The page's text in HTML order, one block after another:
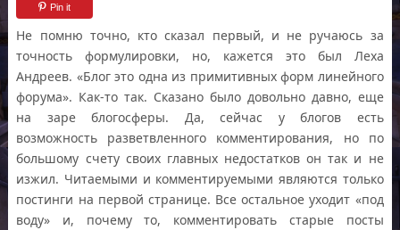
Pin it
Не помню точно, кто сказал первый, и не ручаюсь за
точность формулировки, но, кажется это был Леха
Андреев. «Блог это одна из примитивных форм линейного
форума». Как-то так. Сказано было довольно давно, еще
на заре блогосферы. Да, сейчас у блогов есть
возможность разветвленного комментирования, но по
большому счету своих главных недостатков он так и не
изжил. Читаемыми и комментируемыми являются только
постинги на первой странице. Все остальное уходит «под
воду» и, почему то, комментировать старые посты